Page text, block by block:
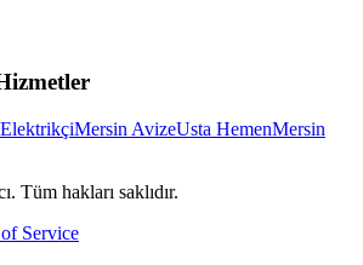
Mersin AvizeUsta HemenMersin
Tüm hakları saklıdır.
Service